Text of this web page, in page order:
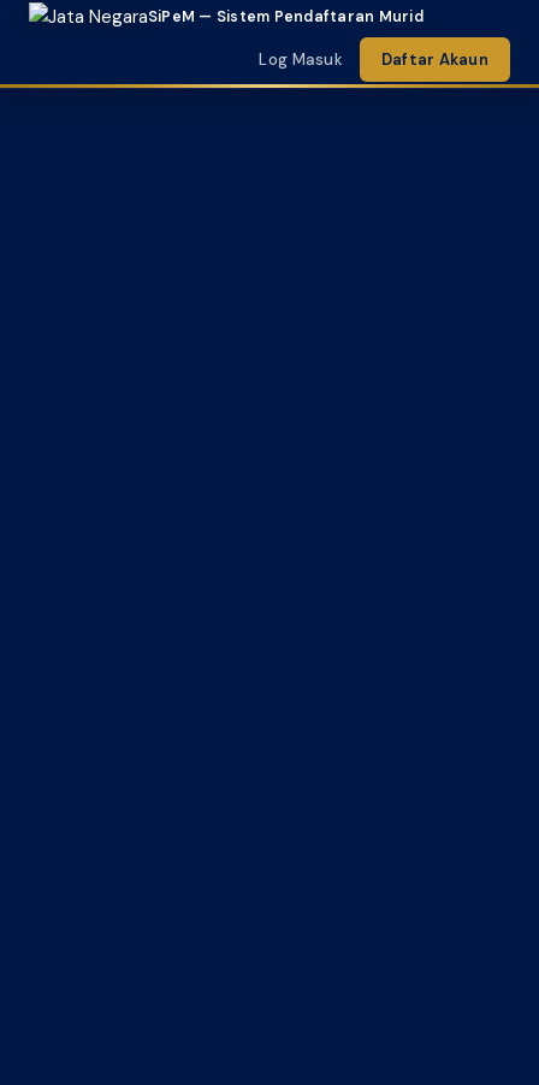
SiPeM — Sistem Pendaftaran Murid
Log Masuk Daftar Akaun